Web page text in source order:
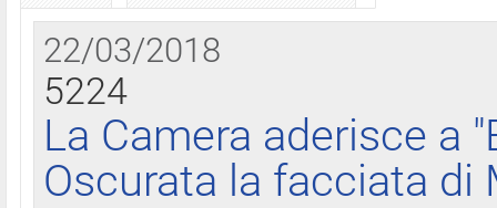
22/03/2018
5224
La Camera aderisce a
Oscurata la facciata di